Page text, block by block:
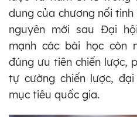
dung của chương nối
nguyên mới sau Đại
mạnh các bài học còn
đúng ưu tiên chiến lược,
tự cường chiến lược,
mục tiêu quốc gia.